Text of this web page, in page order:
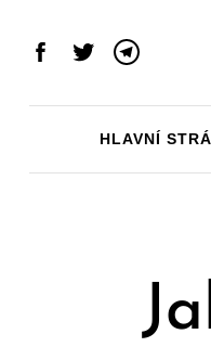
Facebook
TwitterTelegram
HLAVNÍ